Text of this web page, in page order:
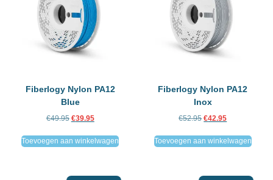
Fiberlogy Nylon PA12
Blue
€49.95 €39.95
Toevoegen aan winkelwagen
Fiberlogy Nylon PA12
Inox
€52.95 €42.95
Toevoegen aan winkelwagen